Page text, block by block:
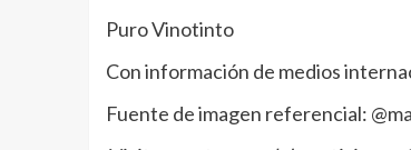
Puro Vinotinto
Con información de medios
Fuente de imagen referencial: